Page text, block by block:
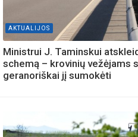
AKTUALIJOS
Ministrui J. Taminskui
schemą – krovinių vežėjams
geranoriškai jį sumokėti